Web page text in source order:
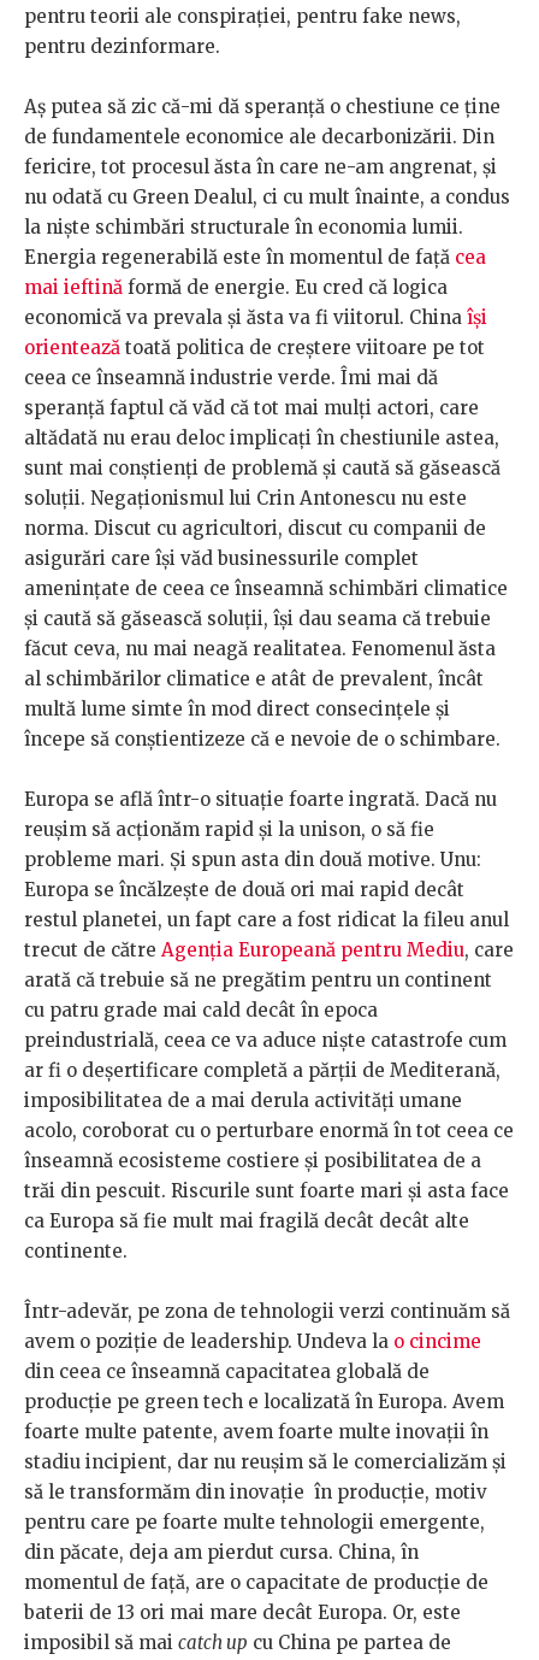
pentru teorii ale conspirației, pentru fake news,
pentru dezinformare.
Aș putea să zic că-mi dă speranță o chestiune ce ține
de fundamentele economice ale decarbonizării. Din
fericire, tot procesul ăsta în care ne-am angrenat, și
nu odată cu Green Dealul, ci cu mult înainte, a condus
la niște schimbări structurale în economia lumii.
Energia regenerabilă este în momentul de față cea
mai ieftină formă de energie. Eu cred că logica
economică va prevala și ăsta va fi viitorul. China își
orientează toată politica de creștere viitoare pe tot
ceea ce înseamnă industrie verde. Îmi mai dă
speranță faptul că văd că tot mai mulți actori, care
altădată nu erau deloc implicați în chestiunile astea,
sunt mai conștienți de problemă și caută să găsească
soluții. Negaționismul lui Crin Antonescu nu este
norma. Discut cu agricultori, discut cu companii de
asigurări care își văd businessurile complet
amenințate de ceea ce înseamnă schimbări climatice
și caută să găsească soluții, își dau seama că trebuie
făcut ceva, nu mai neagă realitatea. Fenomenul ăsta
al schimbărilor climatice e atât de prevalent, încât
multă lume simte în mod direct consecințele și
începe să conștientizeze că e nevoie de o schimbare.
Europa se află într-o situație foarte ingrată. Dacă nu
reușim să acționăm rapid și la unison, o să fie
probleme mari. Și spun asta din două motive. Unu:
Europa se încălzește de două ori mai rapid decât
restul planetei, un fapt care a fost ridicat la fileu anul
trecut de către Agenția Europeană pentru Mediu, care
arată că trebuie să ne pregătim pentru un continent
cu patru grade mai cald decât în epoca
preindustrială, ceea ce va aduce niște catastrofe cum
ar fi o deșertificare completă a părții de Mediterană,
imposibilitatea de a mai derula activități umane
acolo, coroborat cu o perturbare enormă în tot ceea ce
înseamnă ecosisteme costiere și posibilitatea de a
trăi din pescuit. Riscurile sunt foarte mari și asta face
ca Europa să fie mult mai fragilă decât decât alte
continente.
Într-adevăr, pe zona de tehnologii verzi continuăm să
avem o poziție de leadership. Undeva la o cincime
din ceea ce înseamnă capacitatea globală de
producție pe green tech e localizată în Europa. Avem
foarte multe patente, avem foarte multe inovații în
stadiu incipient, dar nu reușim să le comercializăm și
să le transformăm din inovație în producție, motiv
pentru care pe foarte multe tehnologii emergente,
din păcate, deja am pierdut cursa. China, în
momentul de față, are o capacitate de producție de
baterii de 13 ori mai mare decât Europa. Or, este
imposibil să mai catch up cu China pe partea de